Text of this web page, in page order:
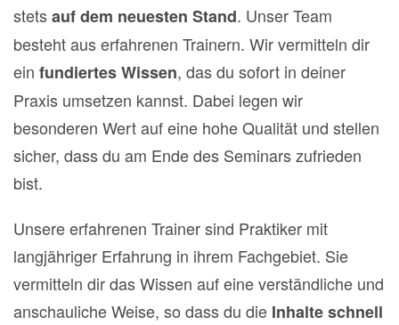
stetsauf dem neuesten Stand. Unser Team
besteht aus erfahrenen Trainern. Wir vermitteln dir
ein fundiertes Wissen, das du sofort in deiner
Praxis umsetzen kannst. Dabei legen wir
besonderen Wert auf eine hohe Qualität und stellen
sicher, dass du am Ende des Seminars zufrieden
bist.
Unsere erfahrenen Trainer sind Praktiker mit
langjähriger Erfahrung in ihrem Fachgebiet. Sie
vermitteln dir das Wissen auf eine verständliche und
anschauliche Weise, so dass du die Inhalte schnell